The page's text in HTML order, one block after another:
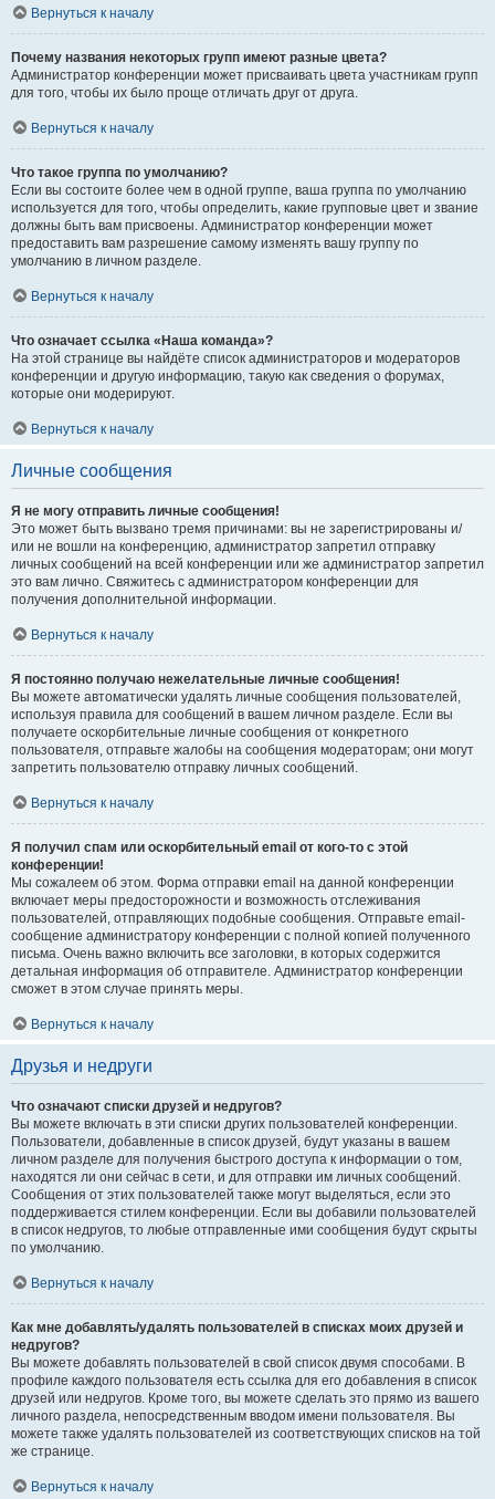
Вернуться к началу
Почему названия некоторых групп имеют разные цвета?
Администратор конференции может присваивать цвета участникам групп
для того, чтобы их было проще отличать друг от друга.
Вернуться к началу
Что такое группа по умолчанию?
Если вы состоите более чем в одной группе, ваша группа по умолчанию
используется для того, чтобы определить, какие групповые цвет и звание
должны быть вам присвоены. Администратор конференции может
предоставить вам разрешение самому изменять вашу группу по
умолчанию в личном разделе.
Вернуться к началу
Что означает ссылка «Наша команда»?
На этой странице вы найдёте список администраторов и модераторов
конференции и другую информацию, такую как сведения о форумах,
которые они модерируют.
Вернуться к началу
Личные сообщения
Я не могу отправить личные сообщения!
Это может быть вызвано тремя причинами: вы не зарегистрированы и/
или не вошли на конференцию, администратор запретил отправку
личных сообщений на всей конференции или же администратор запретил
это вам лично. Свяжитесь с администратором конференции для
получения дополнительной информации.
Вернуться к началу
Я постоянно получаю нежелательные личные сообщения!
Вы можете автоматически удалять личные сообщения пользователей,
используя правила для сообщений в вашем личном разделе. Если вы
получаете оскорбительные личные сообщения от конкретного
пользователя, отправьте жалобы на сообщения модераторам; они могут
запретить пользователю отправку личных сообщений.
Вернуться к началу
Я получил спам или оскорбительный email от кого-то с этой
конференции!
Мы сожалеем об этом. Форма отправки email на данной конференции
включает меры предосторожности и возможность отслеживания
пользователей, отправляющих подобные сообщения. Отправьте email-
сообщение администратору конференции с полной копией полученного
письма. Очень важно включить все заголовки, в которых содержится
детальная информация об отправителе. Администратор конференции
сможет в этом случае принять меры.
Вернуться к началу
Друзья и недруги
Что означают списки друзей и недругов?
Вы можете включать в эти списки других пользователей конференции.
Пользователи, добавленные в список друзей, будут указаны в вашем
личном разделе для получения быстрого доступа к информации о том,
находятся ли они сейчас в сети, и для отправки им личных сообщений.
Сообщения от этих пользователей также могут выделяться, если это
поддерживается стилем конференции. Если вы добавили пользователей
в список недругов, то любые отправленные ими сообщения будут скрыты
по умолчанию.
Вернуться к началу
Как мне добавлять/удалять пользователей в списках моих друзей и
недругов?
Вы можете добавлять пользователей в свой список двумя способами. В
профиле каждого пользователя есть ссылка для его добавления в список
друзей или недругов. Кроме того, вы можете сделать это прямо из вашего
личного раздела, непосредственным вводом имени пользователя. Вы
можете также удалять пользователей из соответствующих списков на той
же странице.
Вернуться к началу